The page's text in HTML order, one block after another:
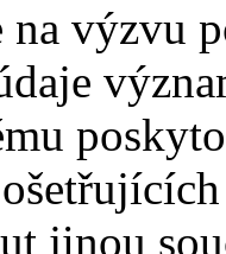
výzvu
jinou